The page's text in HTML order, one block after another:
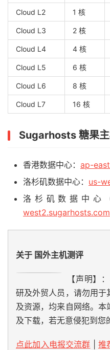
Cloud L2 1 核
Cloud L3 2 核
Cloud L4 4 核
Cloud L5 6 核
Cloud L6 8 核
Cloud L7 16 核
Sugarhosts 糖果
香港数据中心： ap-
洛杉矶数据中心： us-
洛杉矶数据中心
west2.sugarhosts.com
关于 国外主机测评
【声明】
研及外贸人员，请勿用于
及资源，均来自网络。
及下载，若无意侵犯到您
点此加入电报交流群
推